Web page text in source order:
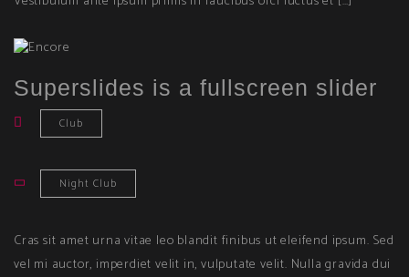
Superslides is a fullscreen slider
Club
Night Club
Cras sit amet urna vitae leo blandit finibus ut eleifend ipsum. Sed
vel mi auctor, imperdiet velit in, vulputate velit. Nulla gravida dui